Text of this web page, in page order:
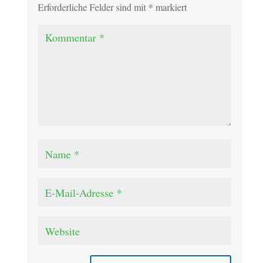
Erforderliche Felder sind mit * markiert